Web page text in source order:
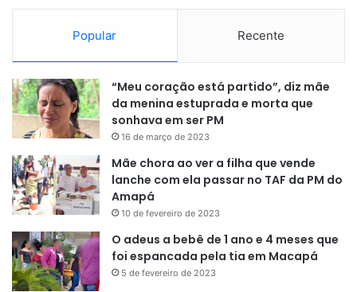
Popular Recente
“Meu coração está partido”, diz mãe
da menina estuprada e morta que
sonhava em ser PM
16 de março de 2023
Mãe chora ao ver a filha que vende
lanche com ela passar no TAF da PM do
Amapá
10 de fevereiro de 2023
O adeus a bebê de 1 ano e 4 meses que
foi espancada pela tia em Macapá
5 de fevereiro de 2023